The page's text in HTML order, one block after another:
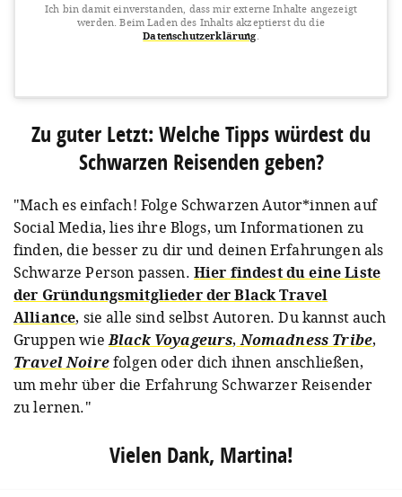
Ich bin damit einverstanden, dass mir externe Inhalte angezeigt
werden. Beim Laden des Inhalts akzeptierst du die
Datenschutzerklärung
A post shared by Black Travel Alliance (@theblacktravelalliance)
Zu guter Letzt: Welche Tipps würdest du
Schwarzen Reisenden geben?
"Mach es einfach! Folge Schwarzen Autor*innen auf
Social Media, lies ihre Blogs, um Informationen zu
finden, die besser zu dir und deinen Erfahrungen als
Schwarze Person passen. Hier findest du eine Liste
der Gründungsmitglieder der Black Travel
Alliance, sie alle sind selbst Autoren. Du kannst auch
Gruppen wieBlack Voyageurs, Nomadness Tribe,
Travel Noirefolgen oder dich ihnen anschließen,
um mehr über die Erfahrung Schwarzer Reisender
zu lernen."
Vielen Dank, Martina!